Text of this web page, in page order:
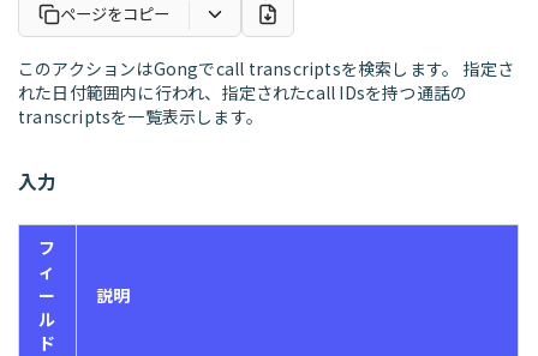
ページをコピー
このアクションはGongでcall transcriptsを検索します。 指定さ
れた日付範囲内に行われ、指定されたcall IDsを持つ通話の
transcriptsを一覧表示します。
入力
フ
ィ
ー
ル
ド
説明